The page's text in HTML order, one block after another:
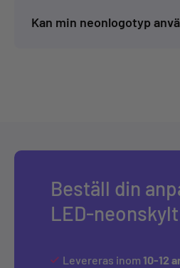
Kan min neonlogotyp
Beställ din
LED-neonskylt
Levereras inom 10-12